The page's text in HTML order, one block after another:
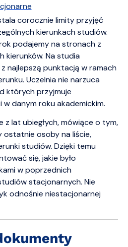
corocznie limity przyjęć
kierunkach studiów.
podajemy na stronach z
kierunków. Na studia
najlepszą punktacją w ramach
Uczelnia nie narzuca
których przyjmuje
danym roku akademickim.
z lat ubiegłych, mówiące o tym,
ostatnie osoby na liście,
studiów. Dzięki temu
się, jakie było
w poprzednich
stacjonarnych. Nie
odnośnie niestacjonarnej